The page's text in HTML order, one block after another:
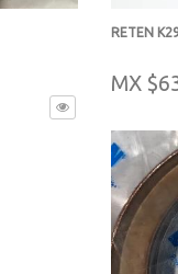
RETEN
MX